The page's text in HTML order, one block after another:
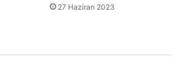
27 Haziran 2023